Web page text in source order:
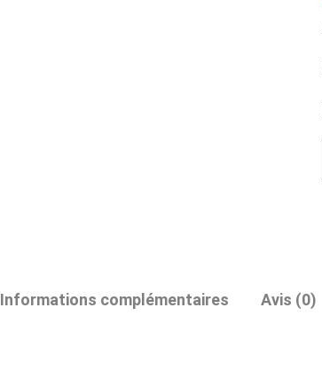
Informations complémentaires Avis (0)